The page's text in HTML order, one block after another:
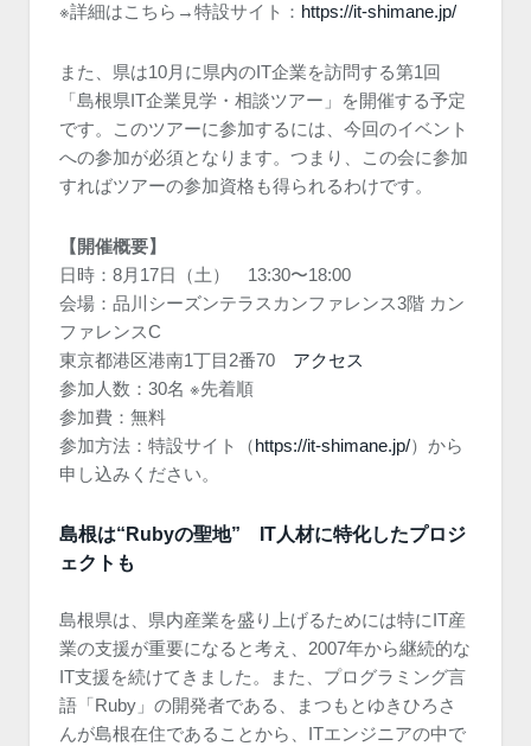
※詳細はこちら→特設サイト： https://it-shimane.jp/
また、県は10月に県内のIT企業を訪問する第1回
「島根県IT企業見学・相談ツアー」を開催する予定
です。このツアーに参加するには、今回のイベント
への参加が必須となります。つまり、この会に参加
すればツアーの参加資格も得られるわけです。
【開催概要】
日時：8月17日（土） 13:30〜18:00
会場：品川シーズンテラスカンファレンス3階 カン
ファレンスC
東京都港区港南1丁目2番70 アクセス
参加人数：30名 ※先着順
参加費：無料
参加方法：特設サイト（ https://it-shimane.jp/）から
申し込みください。
島根は“Rubyの聖地” IT人材に特化したプロジ
ェクトも
島根県は、県内産業を盛り上げるためには特にIT産
業の支援が重要になると考え、2007年から継続的な
IT支援を続けてきました。また、プログラミング言
語「Ruby」の開発者である、まつもとゆきひろさ
んが島根在住であることから、ITエンジニアの中で